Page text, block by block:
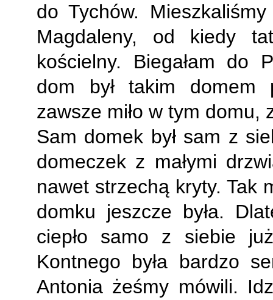
do Tychów.
Magdaleny, od kiedy
kościelny. Biegałam do
dom był takim domem
zawsze miło w tym domu,
Sam domek był sam z
domeczek z małymi
nawet strzechą kryty. Tak
domku jeszcze była.
ciepło samo z siebie
Kontnego była bardzo
Antonia żeśmy mówili.